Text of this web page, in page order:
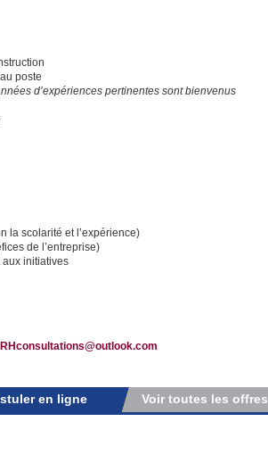
poste
d’expériences pertinentes sont bienvenus
la scolarité et l’expérience)
de l’entreprise)
aux initiatives
RHconsultations@outlook.com
Voir toutes les offres
en ligne